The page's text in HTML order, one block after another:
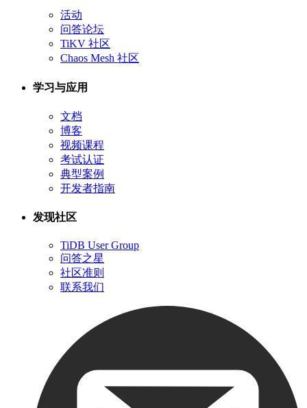
活动
问答论坛
TiKV 社区
Chaos Mesh 社区
学习与应用
文档
博客
视频课程
考试认证
典型案例
开发者指南
发现社区
TiDB User Group
问答之星
社区准则
联系我们